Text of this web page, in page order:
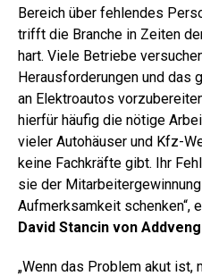
Bereich über fehlendes
trifft die Branche in Zeiten
hart. Viele Betriebe
Herausforderungen und das
an Elektroautos
hierfür häufig die nötige
vieler Autohäuser und Kfz-
keine Fachkräfte gibt. Ihr
sie der
Aufmerksamkeit schenken“,
David Stancin von
„Wenn das Problem akut ist,